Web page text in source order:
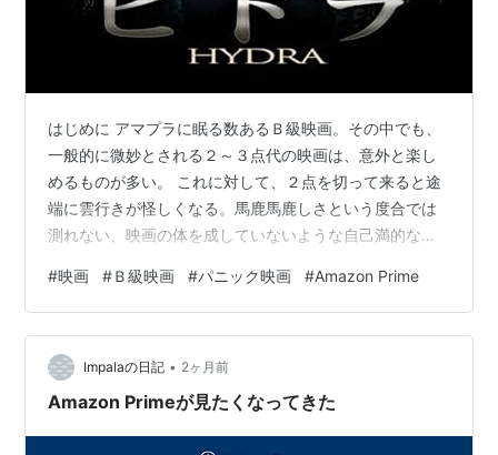
はじめに アマプラに眠る数あるＢ級映画。その中でも、
一般的に微妙とされる２～３点代の映画は、意外と楽し
めるものが多い。 これに対して、２点を切って来ると途
端に雲行きが怪しくなる。馬鹿馬鹿しさという度合では
測れない、映画の体を成していないような自己満的な作
品がこの点数ラインには多いのだ。 金持ちによる人間狩
りが行われる島で九つの頭を持つ化け物が暴れ回るとい
う最高のあらすじなのにレーティングが２を下回る映
画、『ヒドラ』を観ます。 pic.twitter.com/XpYb4IEU1s
— びねつ (@bine_tsu) May 30, 2026 ただ…
#映画 #Ｂ級映画 #パニック映画 #Amazon Prime
Impalaの日記 • 2ヶ月前
Amazon Primeが見たくなってきた